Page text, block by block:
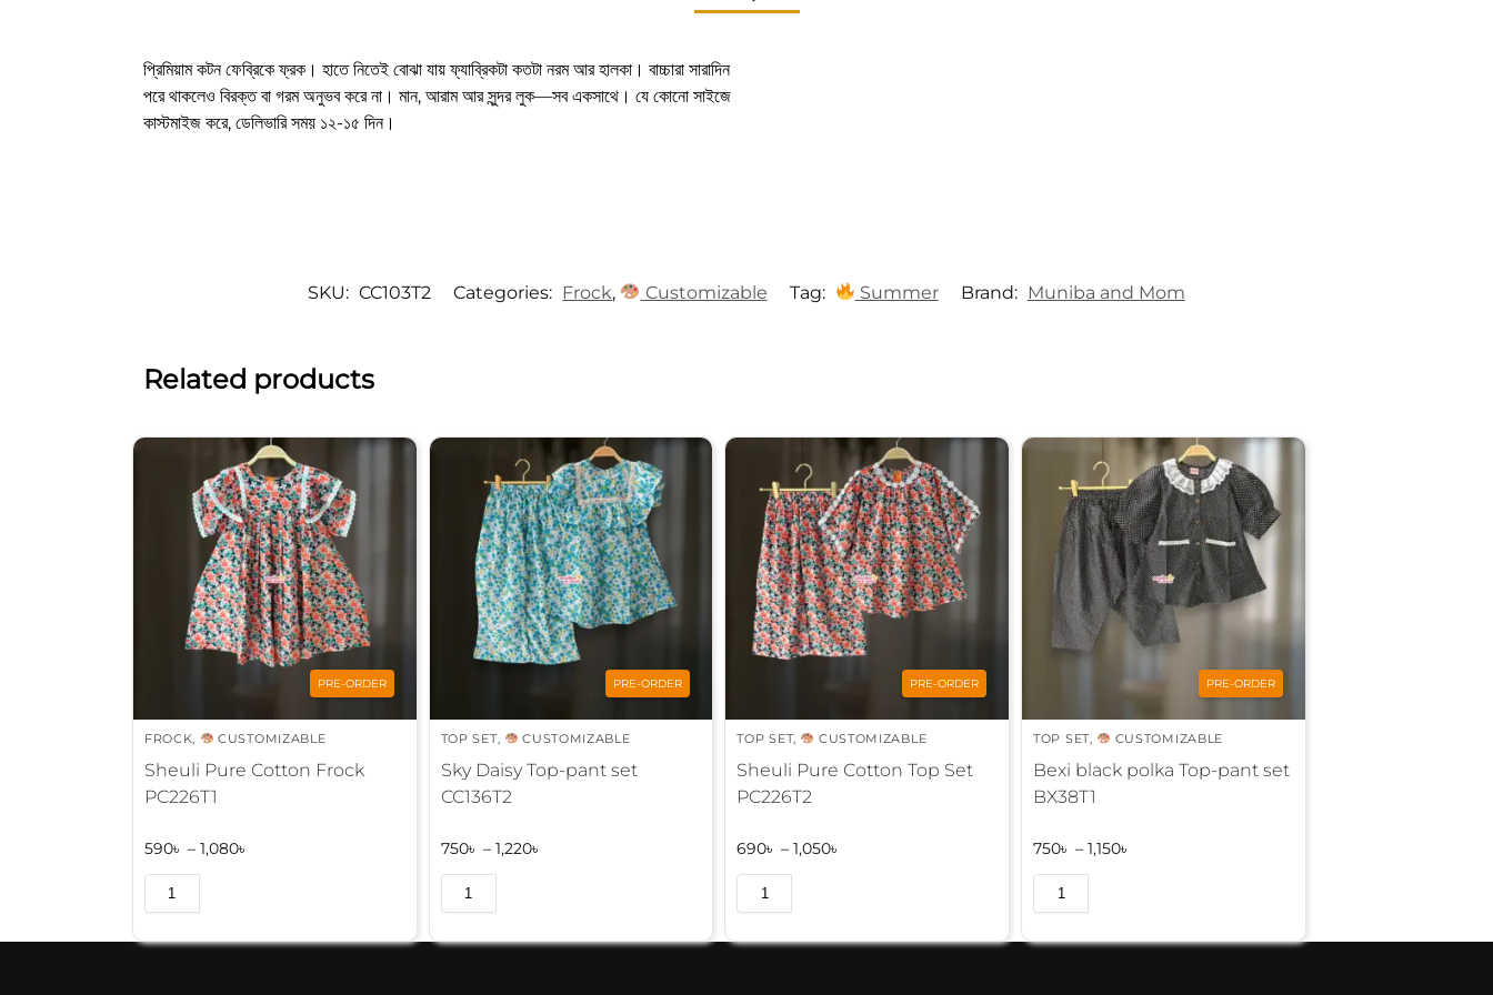
প্রিমিয়াম কটন ফেব্রিকে ফ্রক। হাতে নিতেই বোঝা যায় ফ্যাব্রিকটা কতটা নরম আর হালকা। বাচ্চারা সারাদিন
পরে থাকলেও বিরক্ত বা গরম অনুভব করে না। মান, আরাম আর সুন্দর লুক—সব একসাথে। যে কোনো সাইজে
কাস্টমাইজ করে, ডেলিভারি সময় ১২-১৫ দিন।
SKU: CC103T2 Categories: Frock, Customizable Tag: Summer Brand: Muniba and Mom
Related products
PRE-ORDER
FROCK, CUSTOMIZABLE
Sheuli Pure Cotton Frock
PC226T1
590৳ – 1,080৳
l
t
PRE-ORDER
TOP SET, CUSTOMIZABLE
Sky Daisy Top-pant set
CC136T2
750৳ – 1,220৳
l
t
PRE-ORDER
TOP SET, CUSTOMIZABLE
Sheuli Pure Cotton Top Set
PC226T2
690৳ – 1,050৳
l
t
PRE-ORDER
TOP SET, CUSTOMIZABLE
Bexi black polka Top-pant set
BX38T1
750৳ – 1,150৳
l
t